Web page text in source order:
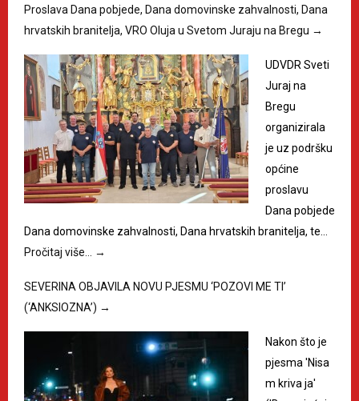
Proslava Dana pobjede, Dana domovinske zahvalnosti, Dana
hrvatskih branitelja, VRO Oluja u Svetom Juraju na Bregu →
UDVDR Sveti
Juraj na
Bregu
organizirala
je uz podršku
općine
proslavu
Dana pobjede
Dana domovinske zahvalnosti, Dana hrvatskih branitelja, te…
Pročitaj više…
→
SEVERINA OBJAVILA NOVU PJESMU ‘POZOVI ME TI’
(‘ANKSIOZNA’) →
Nakon što je
pjesma 'Nisa
m kriva ja'